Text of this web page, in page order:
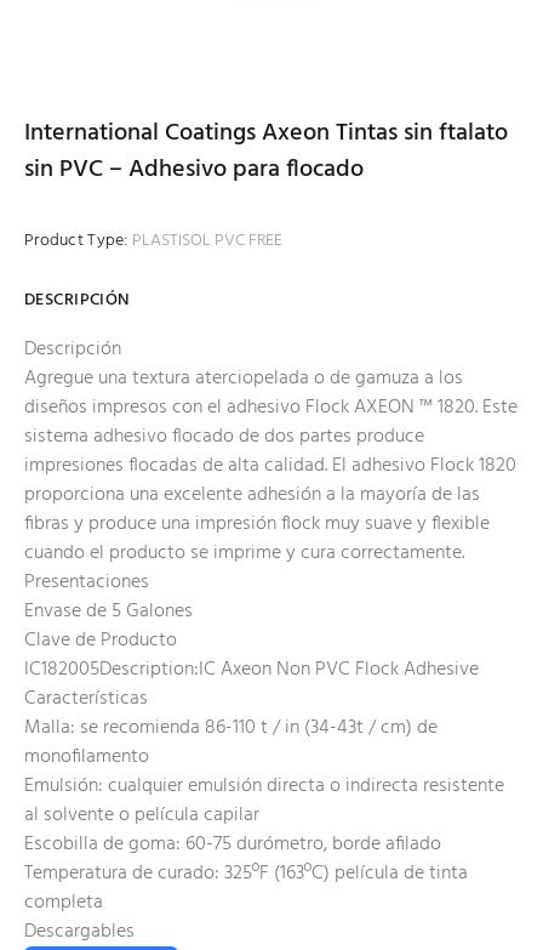
International Coatings Axeon Tintas sin ftalato
sin PVC – Adhesivo para flocado
Product Type: PLASTISOL PVC FREE
DESCRIPCIÓN
Descripción
Agregue una textura aterciopelada o de gamuza a los
diseños impresos con el adhesivo Flock AXEON ™ 1820. Este
sistema adhesivo flocado de dos partes produce
impresiones flocadas de alta calidad. El adhesivo Flock 1820
proporciona una excelente adhesión a la mayoría de las
fibras y produce una impresión flock muy suave y flexible
cuando el producto se imprime y cura correctamente.
Presentaciones
Envase de 5 Galones
Clave de Producto
IC182005Description:IC Axeon Non PVC Flock Adhesive
Características
Malla: se recomienda 86-110 t / in (34-43t / cm) de
monofilamento
Emulsión: cualquier emulsión directa o indirecta resistente
al solvente o película capilar
Escobilla de goma: 60-75 durómetro, borde afilado
Temperatura de curado: 325ºF (163ºC) película de tinta
completa
Descargables